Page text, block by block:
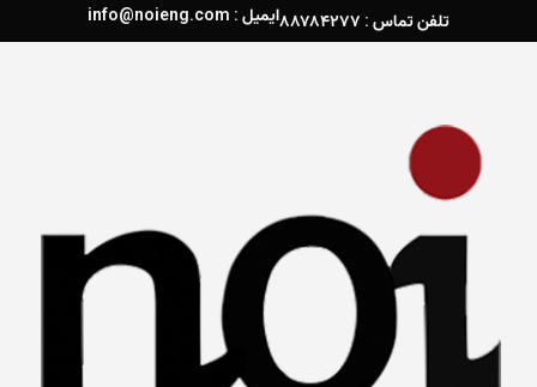
تلفن تماس : ۸۸۷۸۴۲۷۷ ایمیل : info@noieng.com